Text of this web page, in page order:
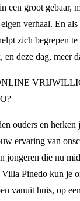
een groot gebaar,
verhaal. En
zich begrepen
deze dag, meer
ouders en herken
ervaring van
jongeren die nu
Pinedo kun je
vanuit huis, op